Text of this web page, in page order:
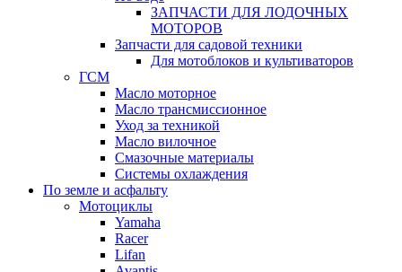
ЗАПЧАСТИ ДЛЯ ЛОДОЧНЫХ
МОТОРОВ
Запчасти для садовой техники
Для мотоблоков и культиваторов
ГСМ
Масло моторное
Масло трансмиссионное
Уход за техникой
Масло вилочное
Смазочные материалы
Системы охлаждения
По земле и асфальту
Мотоциклы
Yamaha
Racer
Lifan